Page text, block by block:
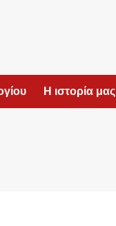
Η ιστορία μας